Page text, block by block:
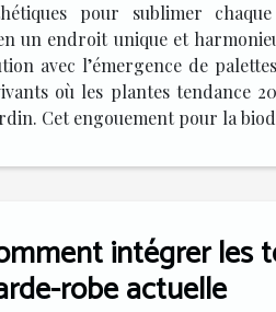
pour sublimer
endroit unique et
avec l’émergence de
où les plantes tendance
Cet engouement pour la
intégrer les
robe actuelle